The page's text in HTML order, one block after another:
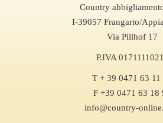
Country
I-39057 Frangarto/
Via Pillhof 17
P.IVA
T + 39 0471 63 11
F +39 0471 63 18
info@country-